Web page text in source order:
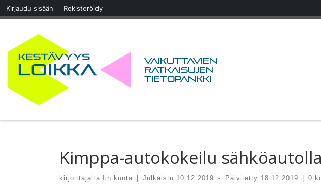
Kirjaudu sisään Rekisteröidy
Skip to content
Vaikuttavien
ratkaisujen
tietopankki
Kimppa-autokokeilu
kirjoittajalta Iin kunta Julkaistu 10.12.2019 - Päivitetty 18.12.2019 0